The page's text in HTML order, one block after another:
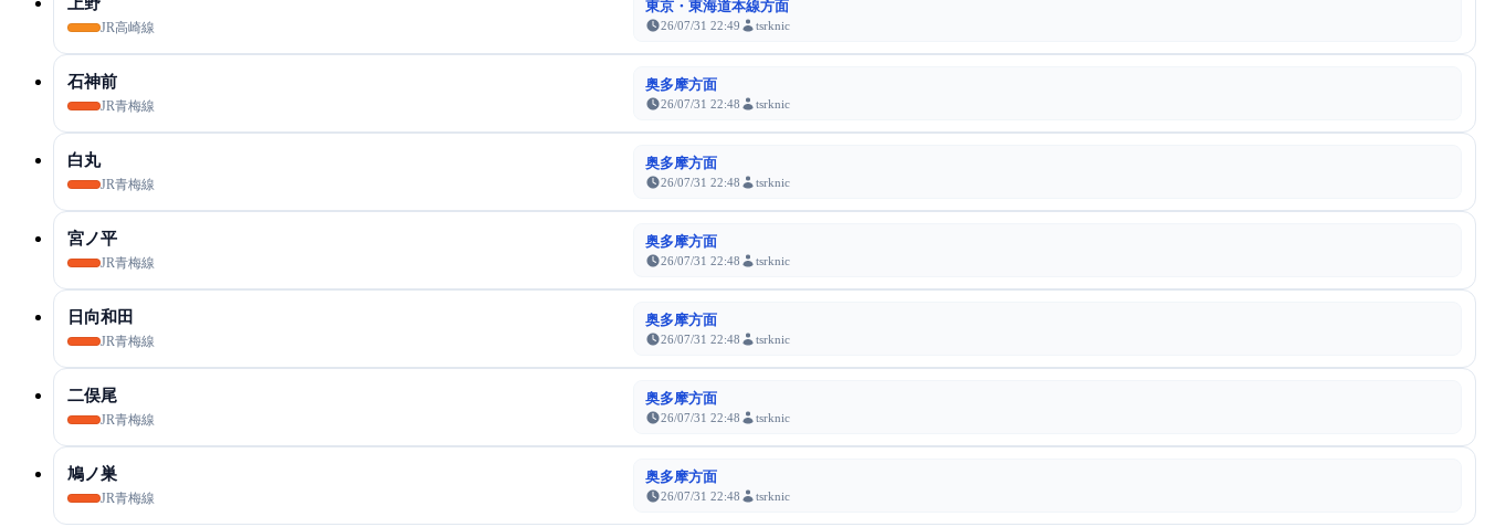
JR高崎線
東京・東海道本線方面
26/07/31 22:49 tsrknic
石神前
JR青梅線
奥多摩方面
26/07/31 22:48 tsrknic
白丸
JR青梅線
奥多摩方面
26/07/31 22:48 tsrknic
宮ノ平
JR青梅線
奥多摩方面
26/07/31 22:48 tsrknic
日向和田
JR青梅線
奥多摩方面
26/07/31 22:48 tsrknic
二俣尾
JR青梅線
奥多摩方面
26/07/31 22:48 tsrknic
鳩ノ巣
JR青梅線
奥多摩方面
26/07/31 22:48 tsrknic